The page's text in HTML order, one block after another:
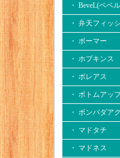
・ BeveL(ベベ
・ 弁天フィッ
・ ボーマー
・ ホプキンス
・ ボレアス
・ ボトムアッ
・ ボンバダア
・ マドタチ
・ マドネス